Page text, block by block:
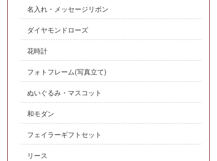
名入れ・メッセージリボン
ダイヤモンドローズ
花時計
フォトフレーム(写真立て)
ぬいぐるみ・マスコット
和モダン
フェイラーギフトセット
リース